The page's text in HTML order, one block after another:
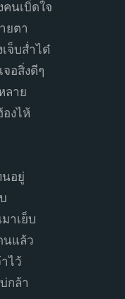
นเบิ่ดใจ
ยตา
จ็บส่ำได๋
จอสิ่งดีๆ
ลาย
งไห้
อยู่
าเย็บ
นแล้ว
ไว้
กล้า